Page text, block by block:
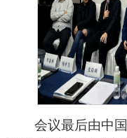
会议最后由中